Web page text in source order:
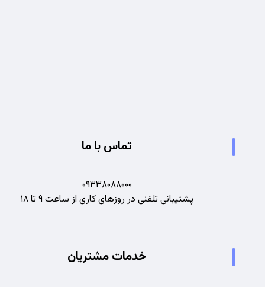
تماس با ما
۰۹۳۳۸۰۸۸۰۰۰
پشتیبانی تلفنی در روزهای کاری از ساعت ۹ تا ۱۸
خدمات مشتریان